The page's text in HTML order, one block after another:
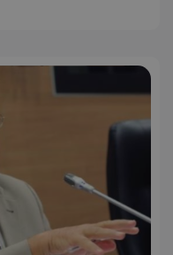
σωστά
.lifenewscy.tothemaonline.com